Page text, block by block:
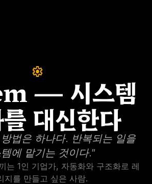
settings
— 시스템
대신한다
법은 하나다. 반복되는 일을
에 맡기는 것이다.”
는 1인 기업가, 자동화와 구조화로 레
지를 만들고 싶은 사람.